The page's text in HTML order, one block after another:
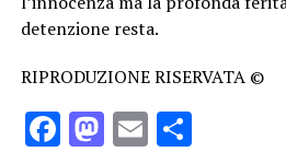
detenzione resta.
RIPRODUZIONE RISERVATA ©
Facebook
Mastodon
Email